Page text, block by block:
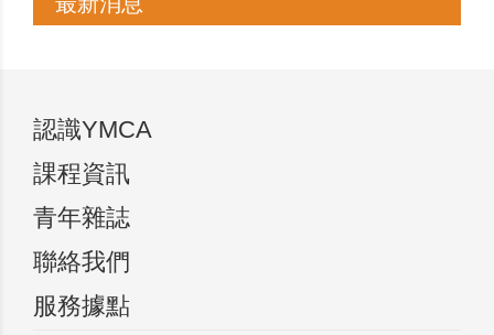
認識YMCA
課程資訊
青年雜誌
聯絡我們
服務據點